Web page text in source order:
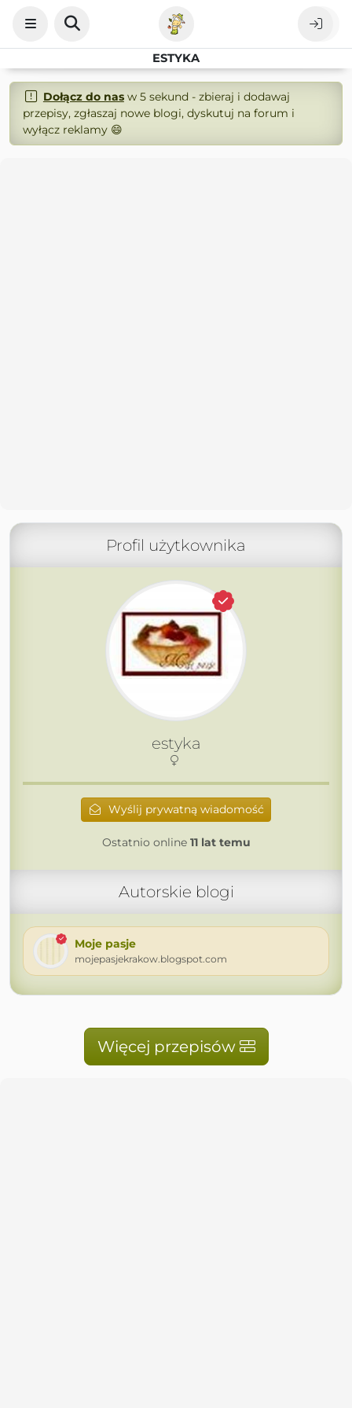
ESTYKA
Dołącz do nasw 5 sekund - zbieraj i dodawaj
przepisy, zgłaszaj nowe blogi, dyskutuj na forum i
wyłącz reklamy 😄
Profil użytkownika
estyka
Wyślij prywatną wiadomość
Ostatnio online 11 lat temu
Autorskie blogi
Moje pasje
mojepasjekrakow.blogspot.com
Więcej przepisów